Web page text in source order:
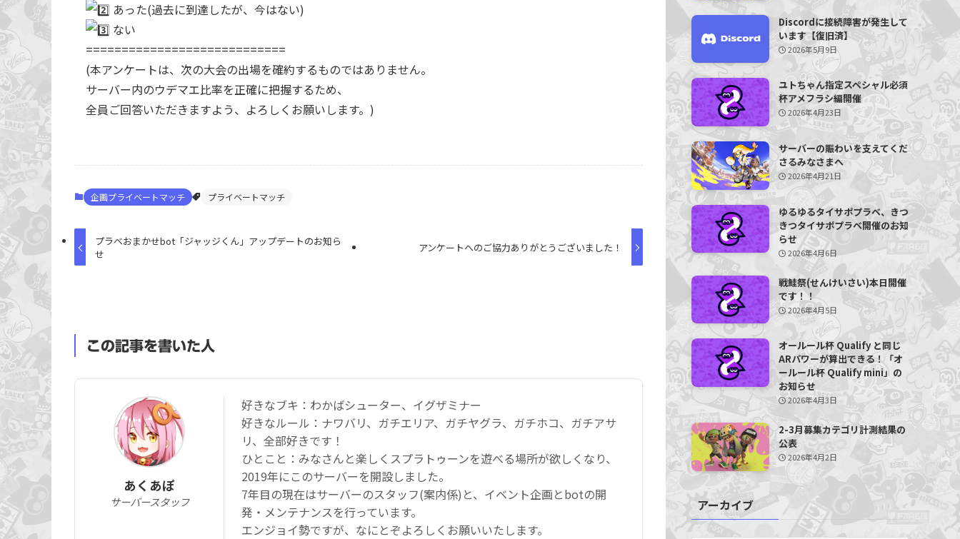
あった(過去に到達したが、今はない)
ない
============================
(本アンケートは、次の大会の出場を確約するものではありません。
サーバー内のウデマエ比率を正確に把握するため、
全員ご回答いただきますよう、よろしくお願いします。)
企画プライベートマッチ プライベートマッチ
プラベおまかせbot「ジャッジくん」アップデートのお知ら
せ
アンケートへのご協力ありがとうございました！
この記事を書いた人
あくあぽ
サーバースタッフ
好きなブキ：わかばシューター、イグザミナー
好きなルール：ナワバリ、ガチエリア、ガチヤグラ、ガチホコ、ガチアサ
リ、全部好きです！
ひとこと：みなさんと楽しくスプラトゥーンを遊べる場所が欲しくなり、
2019年にこのサーバーを開設しました。
7年目の現在はサーバーのスタッフ(案内係)と、イベント企画とbotの開
発・メンテナンスを行っています。
エンジョイ勢ですが、なにとぞよろしくお願いいたします。
Discordに接続障害が発生して
います【復旧済】
2026年5月9日
ユトちゃん指定スペシャル必須
杯アメフラシ編開催
2026年4月23日
サーバーの賑わいを支えてくだ
さるみなさまへ
2026年4月21日
ゆるゆるタイサポプラベ、きつ
きつタイサポプラベ開催のお知
らせ
2026年4月6日
戦鮭祭(せんけいさい)本日開催
です！！
2026年4月5日
オールール杯 Qualify と同じ
ARパワーが算出できる！「オ
ールール杯 Qualify mini」の
お知らせ
2026年4月3日
2-3月募集カテゴリ計測結果の
公表
2026年4月2日
アーカイブ